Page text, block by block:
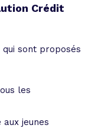
Crédit
sont proposés
les
jeunes